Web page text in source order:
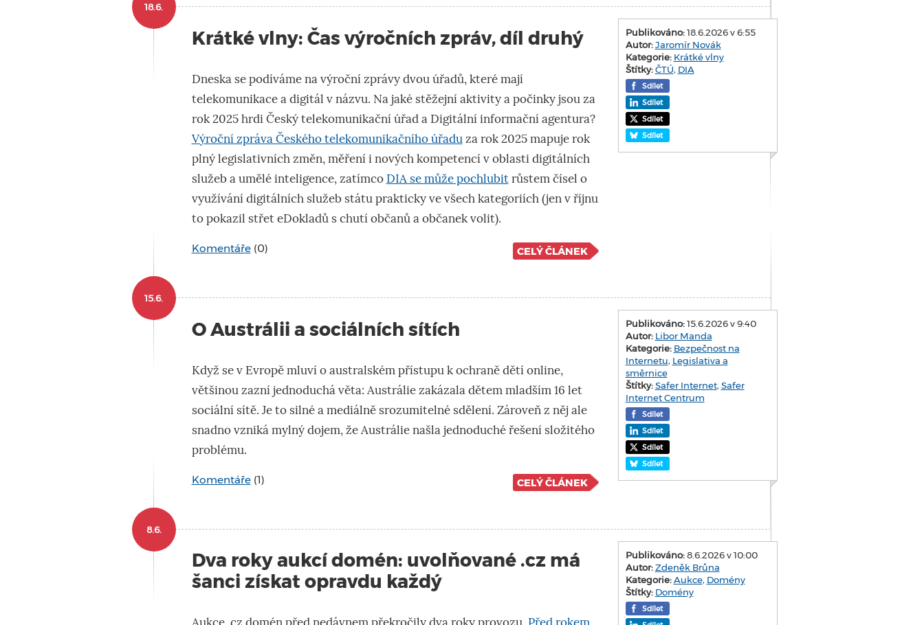
Krátké vlny: Čas výročních zpráv, díl druhý
18.6.
Dneska se podíváme na výroční zprávy dvou úřadů, které mají
telekomunikace a digitál v názvu. Na jaké stěžejní aktivity a počinky jsou za
rok 2025 hrdi Český telekomunikační úřad a Digitální informační agentura?
Výroční zpráva Českého telekomunikačního úřaduza rok 2025 mapuje rok
plný legislativních změn, měření i nových kompetencí v oblasti digitálních
služeb a umělé inteligence, zatímco DIA se může pochlubitrůstem čísel o
využívání digitálních služeb státu prakticky ve všech kategoriích (jen v říjnu
to pokazil střet eDokladů s chutí občanů a občanek volit).
Komentáře (0) CELÝ ČLÁNEK
Publikováno:18.6.2026 v 6:55
Autor: Jaromír Novák
Kategorie: Krátké vlny
Štítky: ČTÚ, DIA
Sdílet
Sdílet
Sdílet
Sdílet
O Austrálii a sociálních sítích
15.6.
Když se v Evropě mluví o australském přístupu k ochraně dětí online,
většinou zazní jednoduchá věta: Austrálie zakázala dětem mladším 16 let
sociální sítě. Je to silné a mediálně srozumitelné sdělení. Zároveň z něj ale
snadno vzniká mylný dojem, že Austrálie našla jednoduché řešení složitého
problému.
Komentáře (1) CELÝ ČLÁNEK
Publikováno:15.6.2026 v 9:40
Autor: Libor Manda
Kategorie: Bezpečnost na
Internetu, Legislativa a
směrnice
Štítky: Safer Internet, Safer
Internet Centrum
Sdílet
Sdílet
Sdílet
Sdílet
Dva roky aukcí domén: uvolňované .cz má
šanci získat opravdu každý
8.6.
Publikováno:8.6.2026 v 10:00
Autor: Zdeněk Brůna
Kategorie: Aukce, Domény
Štítky: Domény
Sdílet